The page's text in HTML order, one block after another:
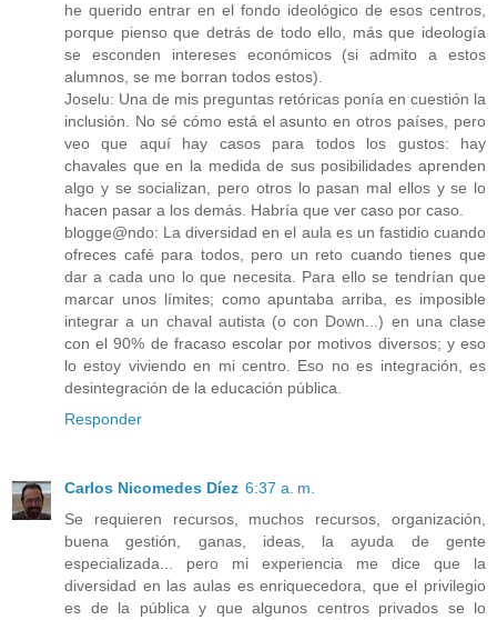
he querido entrar en el fondo ideológico de esos centros,
porque pienso que detrás de todo ello, más que ideología
se esconden intereses económicos (si admito a estos
alumnos, se me borran todos estos).
Joselu: Una de mis preguntas retóricas ponía en cuestión la
inclusión. No sé cómo está el asunto en otros países, pero
veo que aquí hay casos para todos los gustos: hay
chavales que en la medida de sus posibilidades aprenden
algo y se socializan, pero otros lo pasan mal ellos y se lo
hacen pasar a los demás. Habría que ver caso por caso.
blogge@ndo: La diversidad en el aula es un fastidio cuando
ofreces café para todos, pero un reto cuando tienes que
dar a cada uno lo que necesita. Para ello se tendrían que
marcar unos límites; como apuntaba arriba, es imposible
integrar a un chaval autista (o con Down...) en una clase
con el 90% de fracaso escolar por motivos diversos; y eso
lo estoy viviendo en mi centro. Eso no es integración, es
desintegración de la educación pública.
Responder
Carlos Nicomedes Díez 6:37 a. m.
Se requieren recursos, muchos recursos, organización,
buena gestión, ganas, ideas, la ayuda de gente
especializada... pero mi experiencia me dice que la
diversidad en las aulas es enriquecedora, que el privilegio
es de la pública y que algunos centros privados se lo